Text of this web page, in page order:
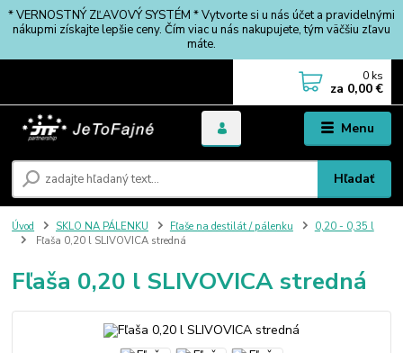
* VERNOSTNÝ ZĽAVOVÝ SYSTÉM * Vytvorte si u nás účet a pravidelnými
nákupmi získajte lepšie ceny. Čím viac u nás nakupujete, tým väčšiu zľavu
máte.
Menu
Hľadať
0 ks
za 0,00 €
Úvod SKLO NA PÁLENKU Fľaše na destilát / pálenku
0,20 - 0,35 l
Fľaša 0,20 l SLIVOVICA stredná
Fľaša 0,20 l SLIVOVICA stredná